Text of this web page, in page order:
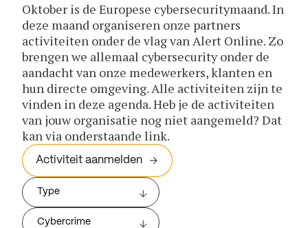
Oktober is de Europese cybersecuritymaand. In
deze maand organiseren onze partners
activiteiten onder de vlag van Alert Online. Zo
brengen we allemaal cybersecurity onder de
aandacht van onze medewerkers, klanten en
hun directe omgeving. Alle activiteiten zijn te
vinden in deze agenda. Heb je de activiteiten
van jouw organisatie nog niet aangemeld? Dat
kan via onderstaande link.
Activiteit aanmelden
Type
Cybercrime